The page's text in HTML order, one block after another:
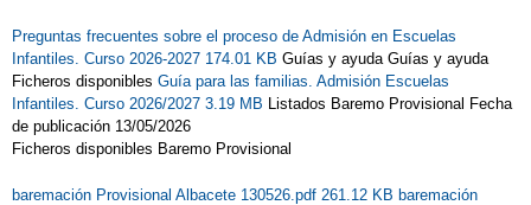
Preguntas frecuentes sobre el proceso de Admisión en Escuelas
Infantiles. Curso 2026-2027 174.01 KB Guías y ayuda Guías y ayuda
Ficheros disponibles Guía para las familias. Admisión Escuelas
Infantiles. Curso 2026/2027 3.19 MB Listados Baremo Provisional Fecha
de publicación 13/05/2026
Ficheros disponibles Baremo Provisional
baremación Provisional Albacete 130526.pdf 261.12 KB baremación